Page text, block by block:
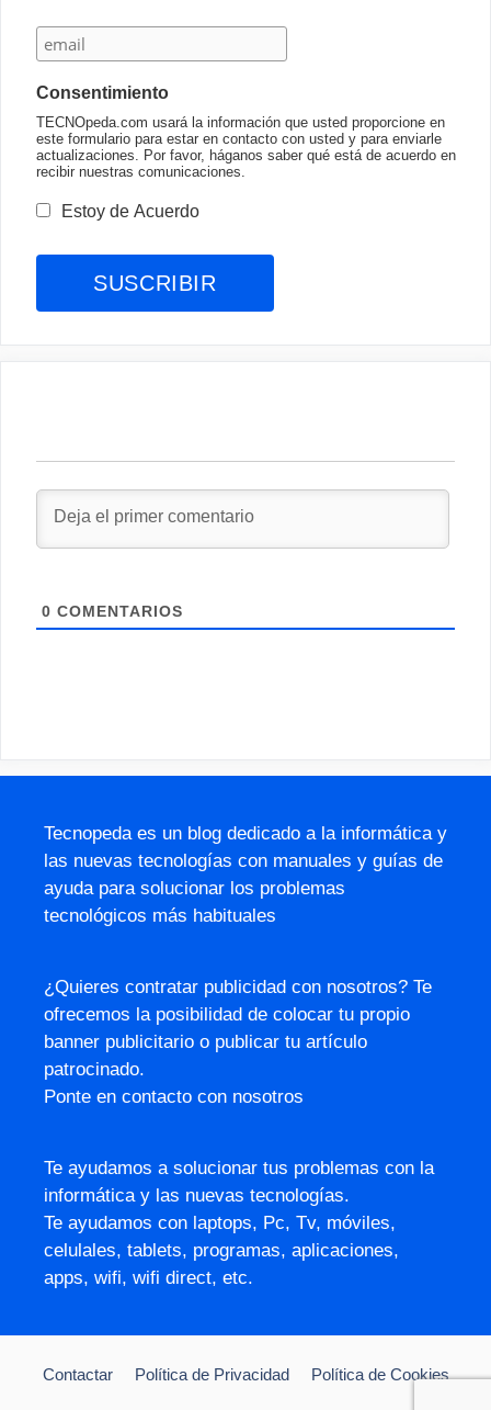
Consentimiento
TECNOpeda.com usará la información que usted proporcione en
este formulario para estar en contacto con usted y para enviarle
actualizaciones. Por favor, háganos saber qué está de acuerdo en
recibir nuestras comunicaciones.
Estoy de Acuerdo
0 COMENTARIOS
Tecnopeda es un blog dedicado a la informática y
las nuevas tecnologías con manuales y guías de
ayuda para solucionar los problemas
tecnológicos más habituales
¿Quieres contratar publicidad con nosotros? Te
ofrecemos la posibilidad de colocar tu propio
banner publicitario o publicar tu artículo
patrocinado.
Ponte en contacto con nosotros
Te ayudamos a solucionar tus problemas con la
informática y las nuevas tecnologías.
Te ayudamos con laptops, Pc, Tv, móviles,
celulales, tablets, programas, aplicaciones,
apps, wifi, wifi direct, etc.
Contactar Política de Privacidad Política de Cookies